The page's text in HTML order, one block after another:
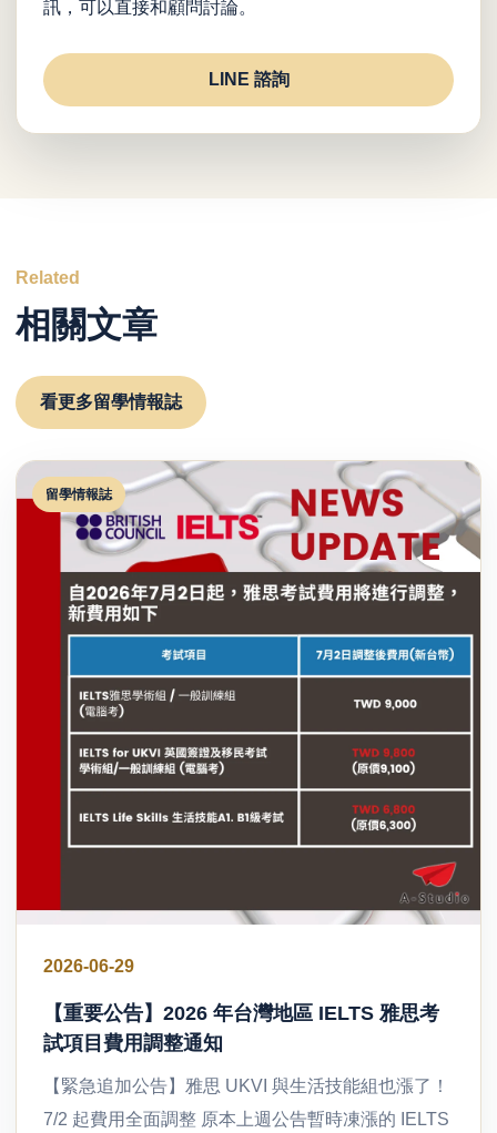
訊，可以直接和顧問討論。
LINE 諮詢
Related
相關文章
看更多留學情報誌
留學情報誌
2026-06-29
【重要公告】2026 年台灣地區 IELTS 雅思考
試項目費用調整通知
【緊急追加公告】雅思 UKVI 與生活技能組也漲了！
7/2 起費用全面調整 原本上週公告暫時凍漲的 IELTS